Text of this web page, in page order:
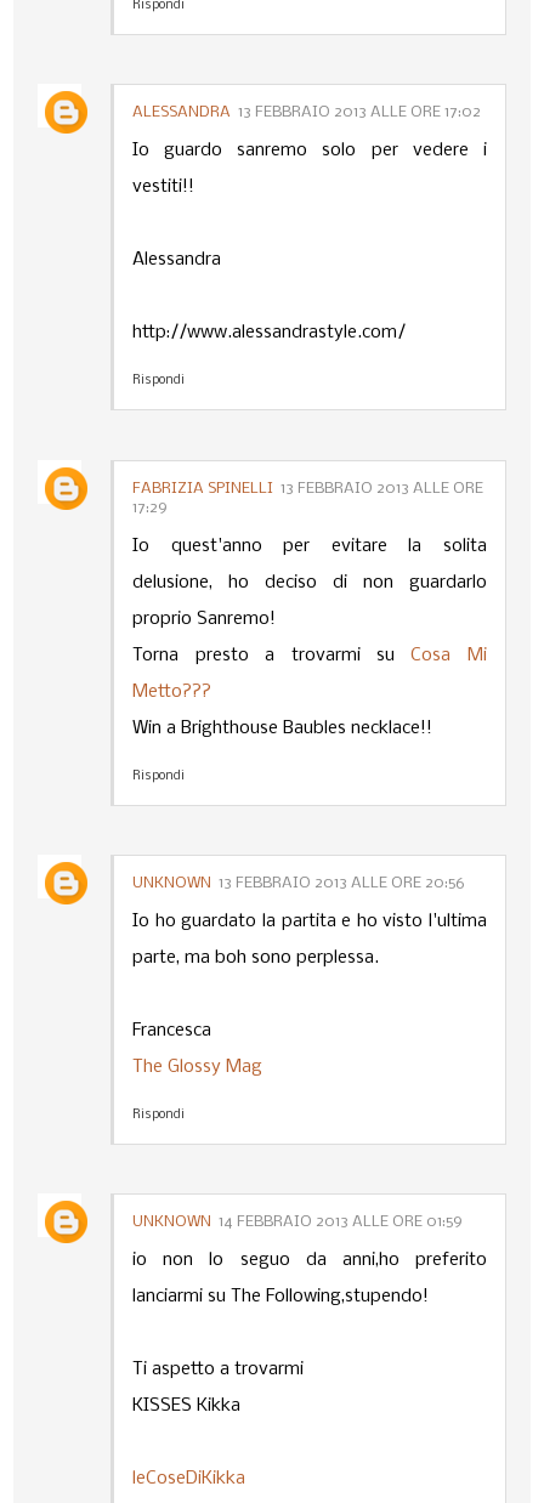
Rispondi
ALESSANDRA 13 FEBBRAIO 2013 ALLE ORE 17:02
Io guardo sanremo solo per vedere i
vestiti!!
Alessandra
http://www.alessandrastyle.com/
Rispondi
FABRIZIA SPINELLI 13 FEBBRAIO 2013 ALLE ORE
17:29
Io quest'anno per evitare la solita
delusione, ho deciso di non guardarlo
proprio Sanremo!
Torna presto a trovarmi suCosa Mi
Metto???
Win a Brighthouse Baubles necklace!!
Rispondi
UNKNOWN 13 FEBBRAIO 2013 ALLE ORE 20:56
Io ho guardato la partita e ho visto l'ultima
parte, ma boh sono perplessa.
Francesca
The Glossy Mag
Rispondi
UNKNOWN 14 FEBBRAIO 2013 ALLE ORE 01:59
io non lo seguo da anni,ho preferito
lanciarmi su The Following,stupendo!
Ti aspetto a trovarmi
KISSES Kikka
leCoseDiKikka